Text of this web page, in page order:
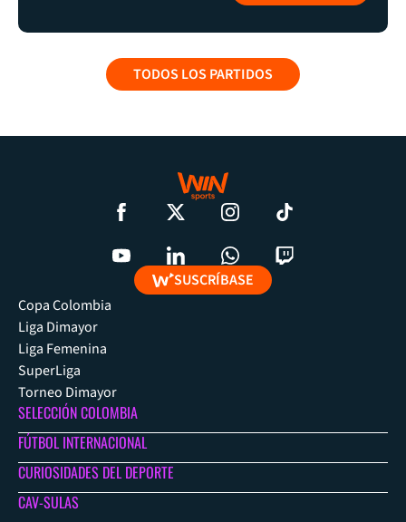
TODOS LOS PARTIDOS
SUSCRÍBASE
Copa Colombia
Liga Dimayor
Liga Femenina
SuperLiga
Torneo Dimayor
SELECCIÓN COLOMBIA
FÚTBOL INTERNACIONAL
CURIOSIDADES DEL DEPORTE
CAV-SULAS